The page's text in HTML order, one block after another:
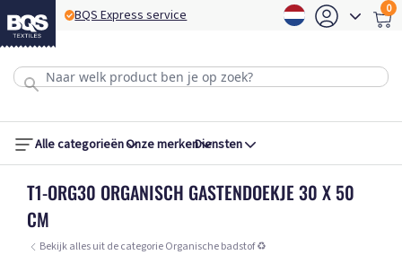
BQS Express service 0
Alle categorieënOnze merkenDiensten
T1-ORG30 ORGANISCH GASTENDOEKJE 30 X 50
CM
Bekijk alles uit de categorie Organische badstof ♻️